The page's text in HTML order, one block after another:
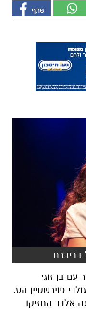
בריברם
עם בן זוגי
פוירשטיין הס.
אלדד החזיקו